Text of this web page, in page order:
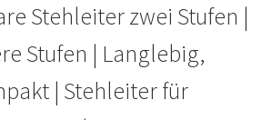
Stehleiter zwei Stufen |
Stufen | Langlebig,
| Stehleiter für